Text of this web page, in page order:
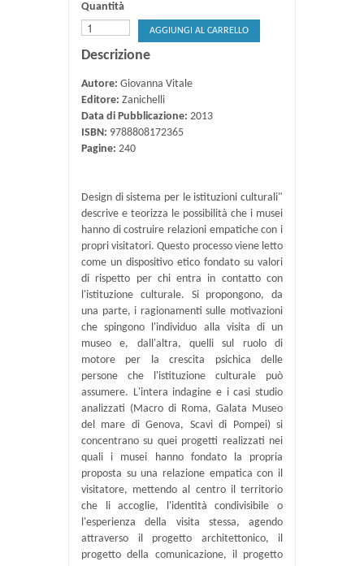
Quantità
AGGIUNGI AL CARRELLO
Descrizione
Autore: Giovanna Vitale
Editore: Zanichelli
Data di Pubblicazione: 2013
ISBN: 9788808172365
Pagine: 240
Design di sistema per le istituzioni culturali"
descrive e teorizza le possibilità che i musei
hanno di costruire relazioni empatiche con i
propri visitatori. Questo processo viene letto
come un dispositivo etico fondato su valori
di rispetto per chi entra in contatto con
l'istituzione culturale. Si propongono, da
una parte, i ragionamenti sulle motivazioni
che spingono l'individuo alla visita di un
museo e, dall'altra, quelli sul ruolo di
motore per la crescita psichica delle
persone che l'istituzione culturale può
assumere. L'intera indagine e i casi studio
analizzati (Macro di Roma, Galata Museo
del mare di Genova, Scavi di Pompei) si
concentrano su quei progetti realizzati nei
quali i musei hanno fondato la propria
proposta su una relazione empatica con il
visitatore, mettendo al centro il territorio
che li accoglie, l'identità condivisibile o
l'esperienza della visita stessa, agendo
attraverso il progetto architettonico, il
progetto della comunicazione, il progetto